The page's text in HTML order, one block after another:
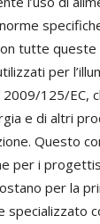
tutte queste
per
2009/125/
e di altri
Questo
per i
per la
specializzato